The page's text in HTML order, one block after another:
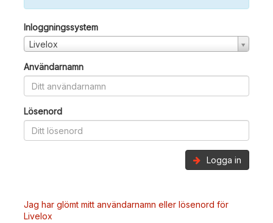
Inloggningssystem
Livelox
Användarnamn
Lösenord
Logga in
Jag har glömt mitt användarnamn eller lösenord för
Livelox